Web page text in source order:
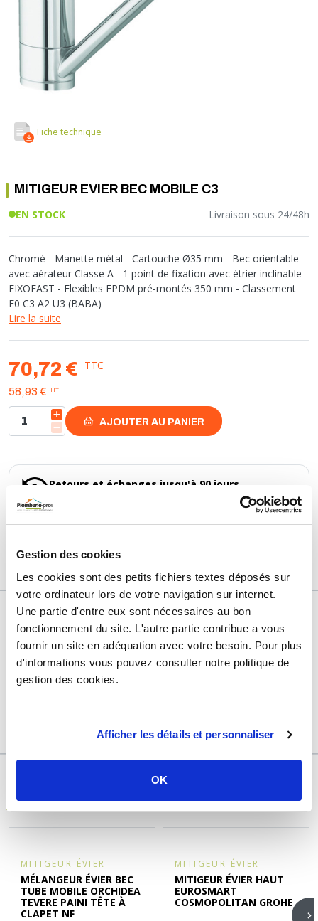
Gestion des cookies
Les cookies sont des petits fichiers textes déposés sur
votre ordinateur lors de votre navigation sur internet.
Une partie d'entre eux sont nécessaires au bon
fonctionnement du site. L'autre partie contribue a vous
fournir un site en adéquation avec votre besoin. Pour plus
d'informations vous pouvez consulter notre politique de
gestion des cookies.
Afficher les détails et personnaliser
OK
RACCORD PE (POLYÉTHYLÈNE)
RACCORD GALVA
RACCORD INOX
TUBE LAITON ET ECROU
TUYAU SOUPLE
COLLECTEUR NOURRICE
FLEXIBLE
ETANCHÉITÉ RACCORDEMENT
COMPTEUR ET ACCESSOIRE
FILTRATION
Soupape différentielle
Température
Vase d'expansion
Vanne de Température
Vanne de zone
Vanne équilibrage
Vanne mélangeuse
SOLAIRE
CHAUDIÈRE
TUBAGE CHEMINÉE CHAUDIÈRE POÊLE
EQUIPEMENT INDUSTRIEL
COMMUNICATION
COLLIER ET FIXATION
CONNEXION
CÂBLE
ECLAIRAGE
PILES ET ACCUMULATEURS
BLOC DE SÉCURITÉ
TRAPPE CHATIÈRE ET HUBLOT
PLOMBERIE PER
VOTRE SOLUTION CHAUFFAGE
Fiche technique
MITIGEUR EVIER BEC MOBILE C3
EN STOCK Livraison sous 24/48h
Chromé - Manette métal - Cartouche Ø35 mm - Bec orientable
avec aérateur Classe A - 1 point de fixation avec étrier inclinable
FIXOFAST - Flexibles EPDM pré-montés 350 mm - Classement
E0 C3 A2 U3 (BABA)
Lire la suite
70,72 € TTC
58,93 € HT
AJOUTER AU PANIER
Retours et échanges jusqu'à 90 jours
DÉTAILS TECHNIQUES
Usage Vide
Marque Rolf by Ayor
DÉCOUVREZ ÉGALEMENT
MITIGEUR ÉVIER
MÉLANGEUR ÉVIER BEC
TUBE MOBILE ORCHIDEA
TEVERE PAINI TÊTE À
CLAPET NF
MITIGEUR ÉVIER
MITIGEUR ÉVIER HAUT
EUROSMART
COSMOPOLITAN GROHE